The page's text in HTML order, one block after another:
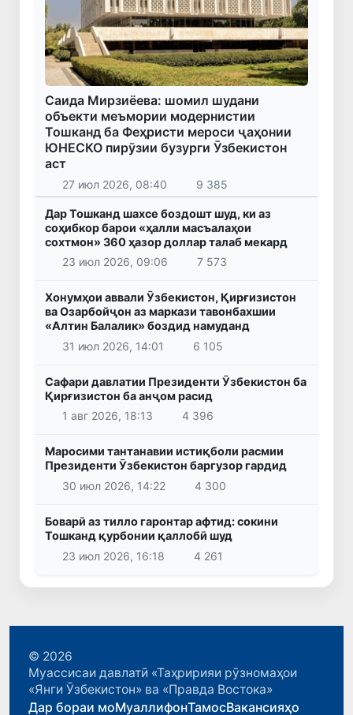
Саида Мирзиёева: шомил шудани
объекти меъмории модернистии
Тошканд ба Феҳристи мероси ҷаҳонии
ЮНЕСКО пирӯзии бузурги Ӯзбекистон
аст
27 июл 2026, 08:40 9 385
Дар Тошканд шахсе боздошт шуд, ки аз
соҳибкор барои «ҳалли масъалаҳои
сохтмон» 360 ҳазор доллар талаб мекард
23 июл 2026, 09:06
7 573
Хонумҳои аввали Ӯзбекистон, Қирғизистон
ва Озарбойҷон аз маркази тавонбахшии
«Алтин Балалик» боздид намуданд
31 июл 2026, 14:01
6 105
Сафари давлатии Президенти Ӯзбекистон ба
Қирғизистон ба анҷом расид
1 авг 2026, 18:13
4 396
Маросими тантанавии истиқболи расмии
Президенти Ӯзбекистон баргузор гардид
30 июл 2026, 14:22
4 300
Боварӣ аз тилло гаронтар афтид: сокини
Тошканд қурбонии қаллобӣ шуд
23 июл 2026, 16:18
4 261
© 2026
Муассисаи давлатӣ «Таҳририяи рӯзномаҳои
«Янги Ӯзбекистон» ва «Правда Востока»
Дар бораи моМуаллифонТамосВакансияҳо